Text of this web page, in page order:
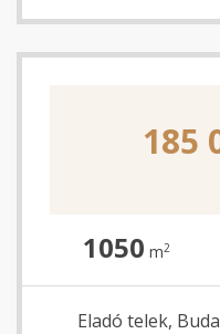
185
1050 m2
Eladó telek,